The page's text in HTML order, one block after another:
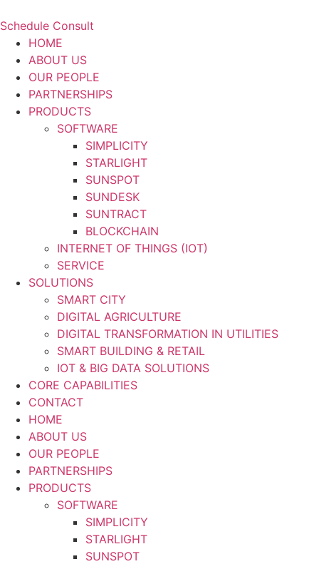
Schedule Consult
HOME
ABOUT US
OUR PEOPLE
PARTNERSHIPS
PRODUCTS
SOFTWARE
SIMPLICITY
STARLIGHT
SUNSPOT
SUNDESK
SUNTRACT
BLOCKCHAIN
INTERNET OF THINGS (IOT)
SERVICE
SOLUTIONS
SMART CITY
DIGITAL AGRICULTURE
DIGITAL TRANSFORMATION IN UTILITIES
SMART BUILDING & RETAIL
IOT & BIG DATA SOLUTIONS
CORE CAPABILITIES
CONTACT
HOME
ABOUT US
OUR PEOPLE
PARTNERSHIPS
PRODUCTS
SOFTWARE
SIMPLICITY
STARLIGHT
SUNSPOT